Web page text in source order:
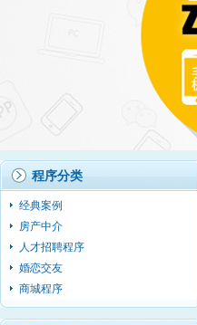
程序分类
经典案例
房产中介
人才招聘程序
婚恋交友
商城程序